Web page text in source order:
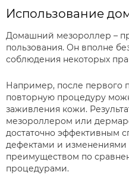
Использование
Домашний мезороллер –
пользования. Он вполне
соблюдения некоторых
Например, после первого
повторную процедуру
заживления кожи.
мезороллером или
достаточно эффективным
дефектами и изменениями
преимуществом по
процедурами.